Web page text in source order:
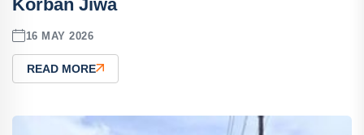
Korban Jiwa
16 MAY 2026
READ MORE